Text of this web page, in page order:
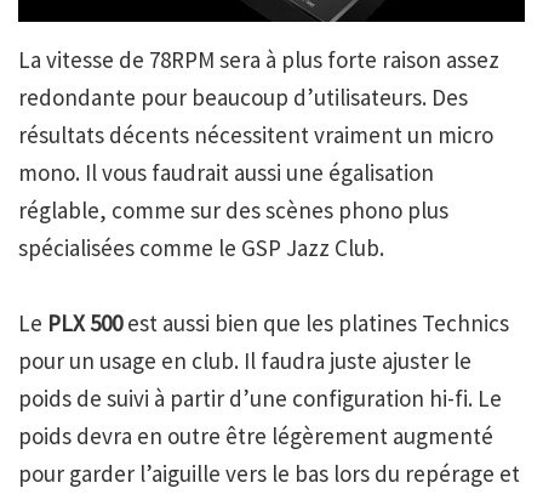
La vitesse de 78RPM sera à plus forte raison assez
redondante pour beaucoup d’utilisateurs. Des
résultats décents nécessitent vraiment un micro
mono. Il vous faudrait aussi une égalisation
réglable, comme sur des scènes phono plus
spécialisées comme le GSP Jazz Club.
Le PLX 500est aussi bien que les platines Technics
pour un usage en club. Il faudra juste ajuster le
poids de suivi à partir d’une configuration hi-fi. Le
poids devra en outre être légèrement augmenté
pour garder l’aiguille vers le bas lors du repérage et